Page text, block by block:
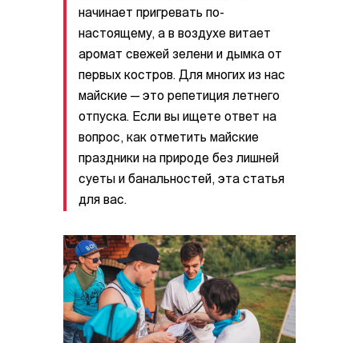
начинает пригревать по-
настоящему, а в воздухе витает
аромат свежей зелени и дымка от
первых костров. Для многих из нас
майские — это репетиция летнего
отпуска. Если вы ищете ответ на
вопрос, как отметить майские
праздники на природе без лишней
суеты и банальностей, эта статья
для вас.